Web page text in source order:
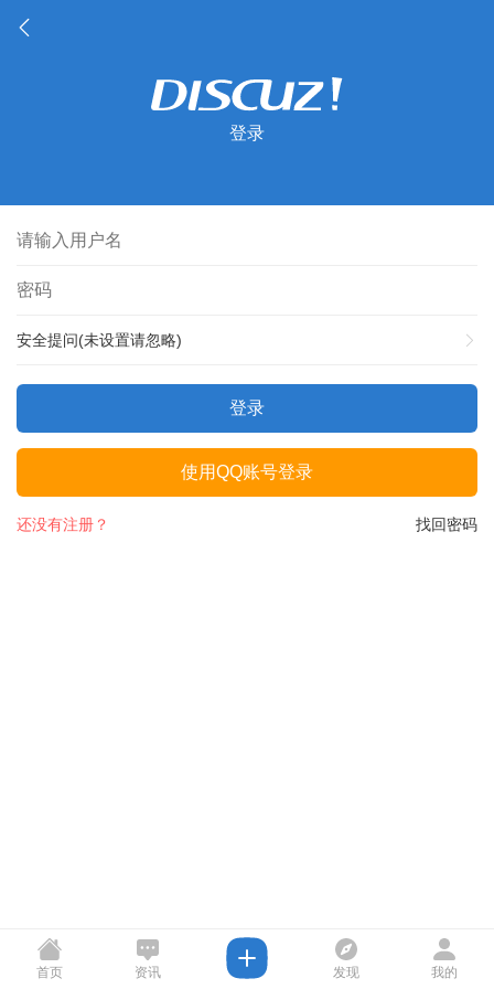
登录
安全提问(未设置请忽略)
登录
使用QQ账号登录
找回密码
还没有注册？
首页 资讯 发现 我的